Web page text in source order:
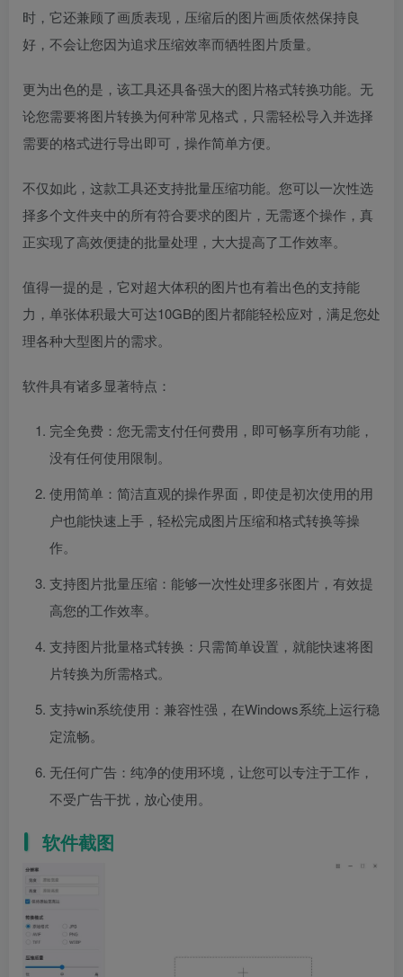
时，它还兼顾了画质表现，压缩后的图片画质依然保持良
好，不会让您因为追求压缩效率而牺牲图片质量。
更为出色的是，该工具还具备强大的图片格式转换功能。无
论您需要将图片转换为何种常见格式，只需轻松导入并选择
需要的格式进行导出即可，操作简单方便。
不仅如此，这款工具还支持批量压缩功能。您可以一次性选
择多个文件夹中的所有符合要求的图片，无需逐个操作，真
正实现了高效便捷的批量处理，大大提高了工作效率。
值得一提的是，它对超大体积的图片也有着出色的支持能
力，单张体积最大可达10GB的图片都能轻松应对，满足您处
理各种大型图片的需求。
软件具有诸多显著特点：
完全免费：您无需支付任何费用，即可畅享所有功能，
没有任何使用限制。
使用简单：简洁直观的操作界面，即使是初次使用的用
户也能快速上手，轻松完成图片压缩和格式转换等操
作。
支持图片批量压缩：能够一次性处理多张图片，有效提
高您的工作效率。
支持图片批量格式转换：只需简单设置，就能快速将图
片转换为所需格式。
支持win系统使用：兼容性强，在Windows系统上运行稳
定流畅。
无任何广告：纯净的使用环境，让您可以专注于工作，
不受广告干扰，放心使用。
软件截图